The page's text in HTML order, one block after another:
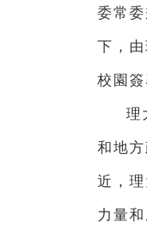
委常
下，
校園簽
理
和地
近，
力量